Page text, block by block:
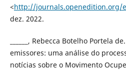
<http://journals.openedition.org/
dez. 2022.
______, Rebecca Botelho Portela
emissores: uma análise do
notícias sobre o Movimento